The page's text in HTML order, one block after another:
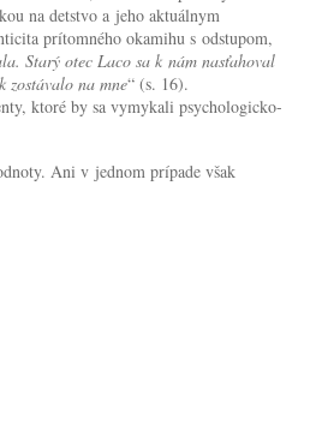
na detstvo a jeho aktuálnym
prítomného okamihu s odstupom,
Starý otec Laco sa k nám nasťahoval
zostávalo na mne“ (s. 16).
ktoré by sa vymykali psychologicko-
Ani v jednom prípade však